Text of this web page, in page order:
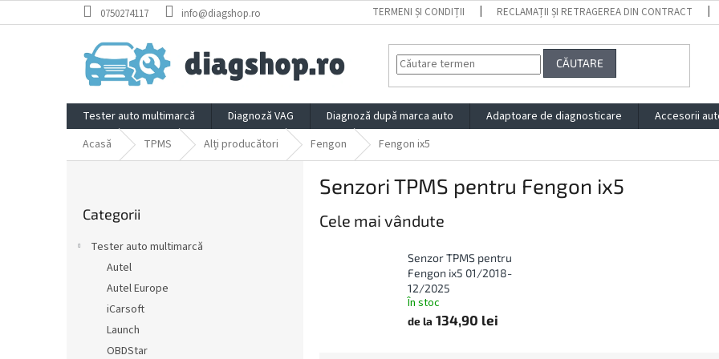
la
0750274117 info@diagshop.ro TERMENI ȘI CONDIȚII RECLAMAȚII ȘI RETRAGEREA DIN CONTRACT
CĂUTARE
Tester auto multimarcă Diagnoză VAG Diagnoză după marca auto Adaptoare de diagnosticare Accesorii
Acasă
TPMS Alți producători Fengon Fengon ix5
peste
Categorii
Tester auto multimarcă
Autel
Autel Europe
iCarsoft
Launch
OBDStar
Senzori TPMS pentru Fengon ix5
Cele mai vândute
Senzor TPMS pentru
Fengon ix5 01/2018-
12/2025
În stoc
de la 134,90 lei